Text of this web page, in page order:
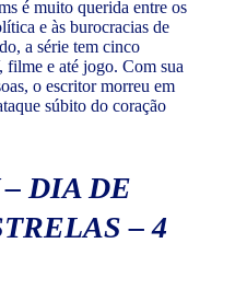
é muito querida entre os
e às burocracias de
a série tem cinco
e até jogo. Com sua
o escritor morreu em
súbito do coração
– DIA DE
– 4